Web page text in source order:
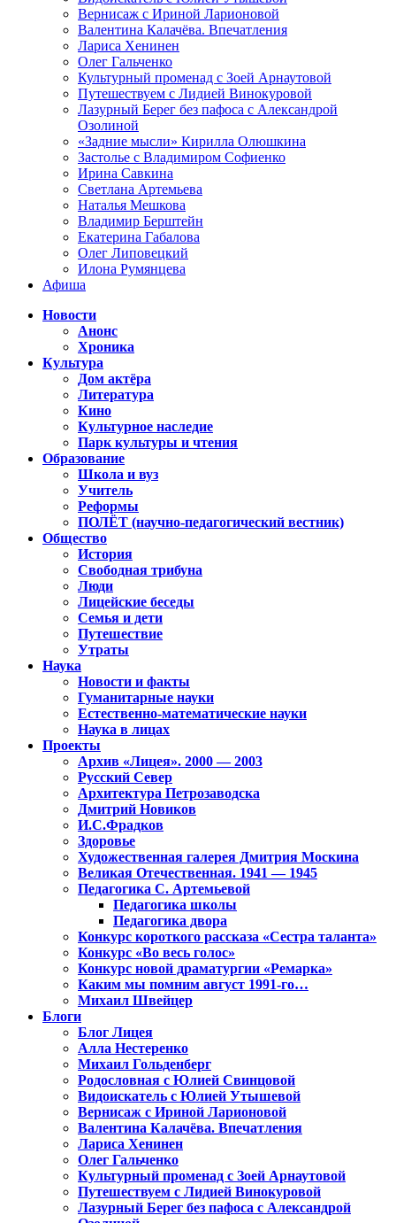
Вернисаж с Ириной Ларионовой
Валентина Калачёва. Впечатления
Лариса Хенинен
Олег Гальченко
Культурный променад с Зоей Арнаутовой
Путешествуем с Лидией Винокуровой
Лазурный Берег без пафоса с Александрой
Озолиной
«Задние мысли» Кирилла Олюшкина
Застолье с Владимиром Софиенко
Ирина Савкина
Светлана Артемьева
Наталья Мешкова
Владимир Берштейн
Екатерина Габалова
Олег Липовецкий
Илона Румянцева
Афиша
Новости
Анонс
Хроника
Культура
Дом актёра
Литература
Кино
Культурное наследие
Парк культуры и чтения
Образование
Школа и вуз
Учитель
Реформы
ПОЛЁТ (научно-педагогический вестник)
Общество
История
Свободная трибуна
Люди
Лицейские беседы
Семья и дети
Путешествие
Утраты
Наука
Новости и факты
Гуманитарные науки
Естественно-математические науки
Наука в лицах
Проекты
Архив «Лицея». 2000 — 2003
Русский Север
Архитектура Петрозаводска
Дмитрий Новиков
И.С.Фрадков
Здоровье
Художественная галерея Дмитрия Москина
Великая Отечественная. 1941 — 1945
Педагогика С. Артемьевой
Педагогика школы
Педагогика двора
Конкурс короткого рассказа «Сестра таланта»
Конкурс «Во весь голос»
Конкурс новой драматургии «Ремарка»
Каким мы помним август 1991-го…
Михаил Швейцер
Блоги
Блог Лицея
Алла Нестеренко
Михаил Гольденберг
Родословная с Юлией Свинцовой
Видоискатель с Юлией Утышевой
Вернисаж с Ириной Ларионовой
Валентина Калачёва. Впечатления
Лариса Хенинен
Олег Гальченко
Культурный променад с Зоей Арнаутовой
Путешествуем с Лидией Винокуровой
Лазурный Берег без пафоса с Александрой